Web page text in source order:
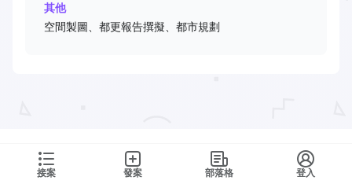
接案 發案 部落格 登入
其他
空間製圖、都更報告撰擬、都市規劃